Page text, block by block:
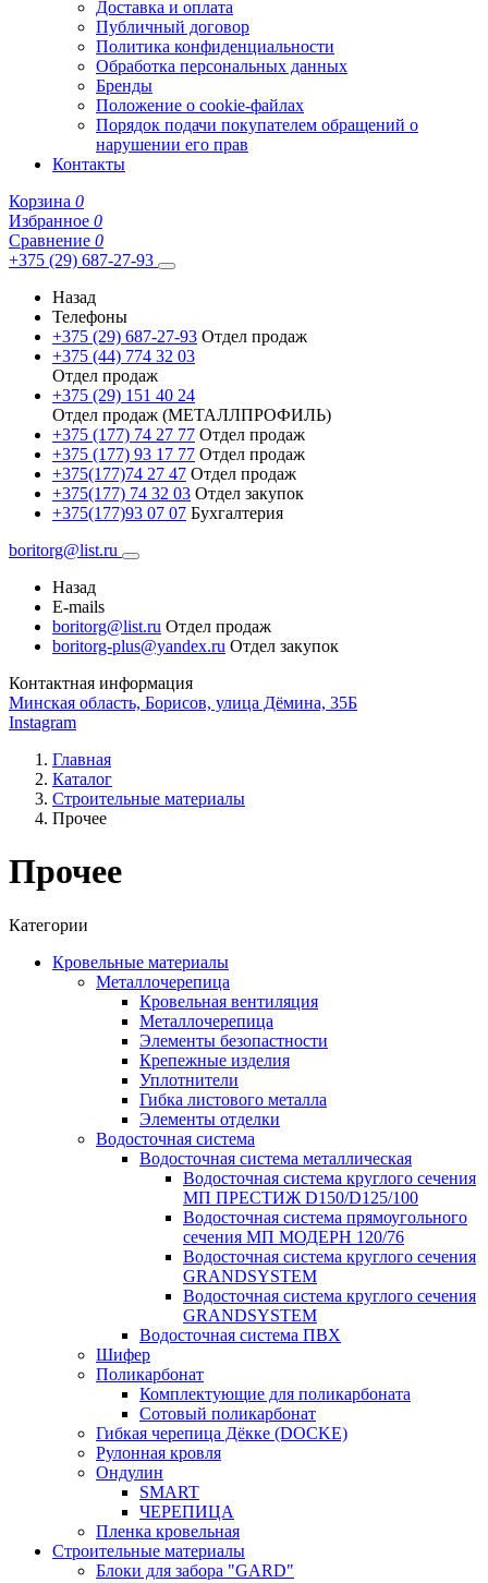
Доставка и оплата
Публичный договор
Политика конфиденциальности
Обработка персональных данных
Бренды
Положение о cookie-файлах
Порядок подачи покупателем обращений о
нарушении его прав
Контакты
Корзина 0
Избранное 0
Сравнение 0
+375 (29) 687-27-93
Назад
Телефоны
+375 (29) 687-27-93 Отдел продаж
+375 (44) 774 32 03
Отдел продаж
+375 (29) 151 40 24
Отдел продаж (МЕТАЛЛПРОФИЛЬ)
+375 (177) 74 27 77 Отдел продаж
+375 (177) 93 17 77 Отдел продаж
+375(177)74 27 47 Отдел продаж
+375(177) 74 32 03 Отдел закупок
+375(177)93 07 07 Бухгалтерия
boritorg@list.ru
Назад
E-mails
boritorg@list.ru Отдел продаж
boritorg-plus@yandex.ru Отдел закупок
Контактная информация
Минская область, Борисов, улица Дёмина, 35Б
Instagram
Главная
Каталог
Строительные материалы
Прочее
Прочее
Категории
Кровельные материалы
Металлочерепица
Кровельная вентиляция
Металлочерепица
Элементы безопастности
Крепежные изделия
Уплотнители
Гибка листового металла
Элементы отделки
Водосточная система
Водосточная система металлическая
Водосточная система круглого сечения
МП ПРЕСТИЖ D150/D125/100
Водосточная система прямоугольного
сечения МП МОДЕРН 120/76
Водосточная система круглого сечения
GRANDSYSTEM
Водосточная система круглого сечения
GRANDSYSTEM
Водосточная система ПВХ
Шифер
Поликарбонат
Комплектующие для поликарбоната
Сотовый поликарбонат
Гибкая черепица Дёкке (DOCKE)
Рулонная кровля
Ондулин
SMART
ЧЕРЕПИЦА
Пленка кровельная
Строительные материалы
Блоки для забора "GARD"